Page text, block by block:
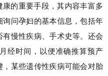
的重要手段，其内容丰富多
问孕妇的基本信息，包括年
慢性疾病、手术史等。还会
经时间，以便准确推算预产
某些遗传性疾病可能会对胎